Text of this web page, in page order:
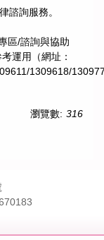
諮詢服務。
區/諮詢與協助
運用（網址：
1309618/
瀏覽數: 316